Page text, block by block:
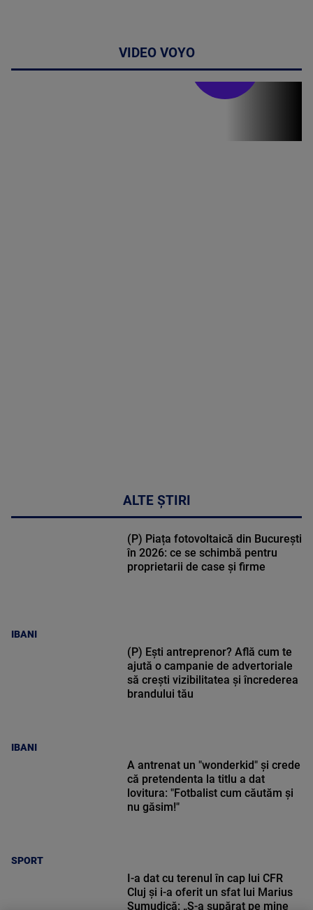
VIDEO VOYO
ALTE ȘTIRI
IBANI
(P) Piața fotovoltaică din București
în 2026: ce se schimbă pentru
proprietarii de case și firme
IBANI
(P) Ești antreprenor? Află cum te
ajută o campanie de advertoriale
să crești vizibilitatea și încrederea
brandului tău
SPORT
A antrenat un "wonderkid" și crede
că pretendenta la titlu a dat
lovitura: "Fotbalist cum căutăm și
nu găsim!"
I-a dat cu terenul în cap lui CFR
Cluj și i-a oferit un sfat lui Marius
Șumudică: „S-a supărat pe mine